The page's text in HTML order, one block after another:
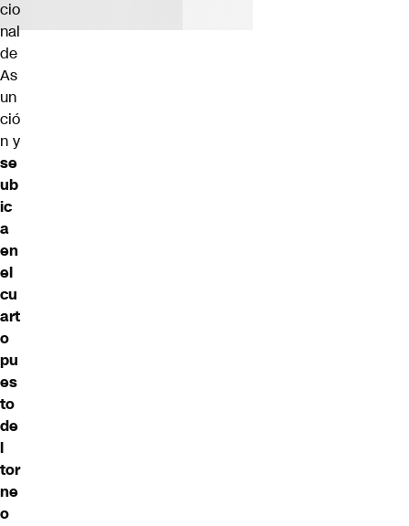
cio
nal
de
As
un
ció
n y
se
ub
ic
a
en
el
cu
art
o
pu
es
to
de
l
tor
ne
o